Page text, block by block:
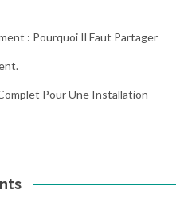
: Pourquoi Il Faut Partager
Pour Une Installation